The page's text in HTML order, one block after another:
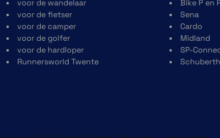
Eenvoudig te bedienen met autostop functie
Kies een van de vooraf in te stellen
Multifunctioneel met ingebouwde powerbank en
voor de wandelaar
voor de fietser
voor de camper
voor de golfer
voor de hardloper
Runnersworld Twente
Bike P en
Sena
Cardo
Midland
SP-
Schuberth